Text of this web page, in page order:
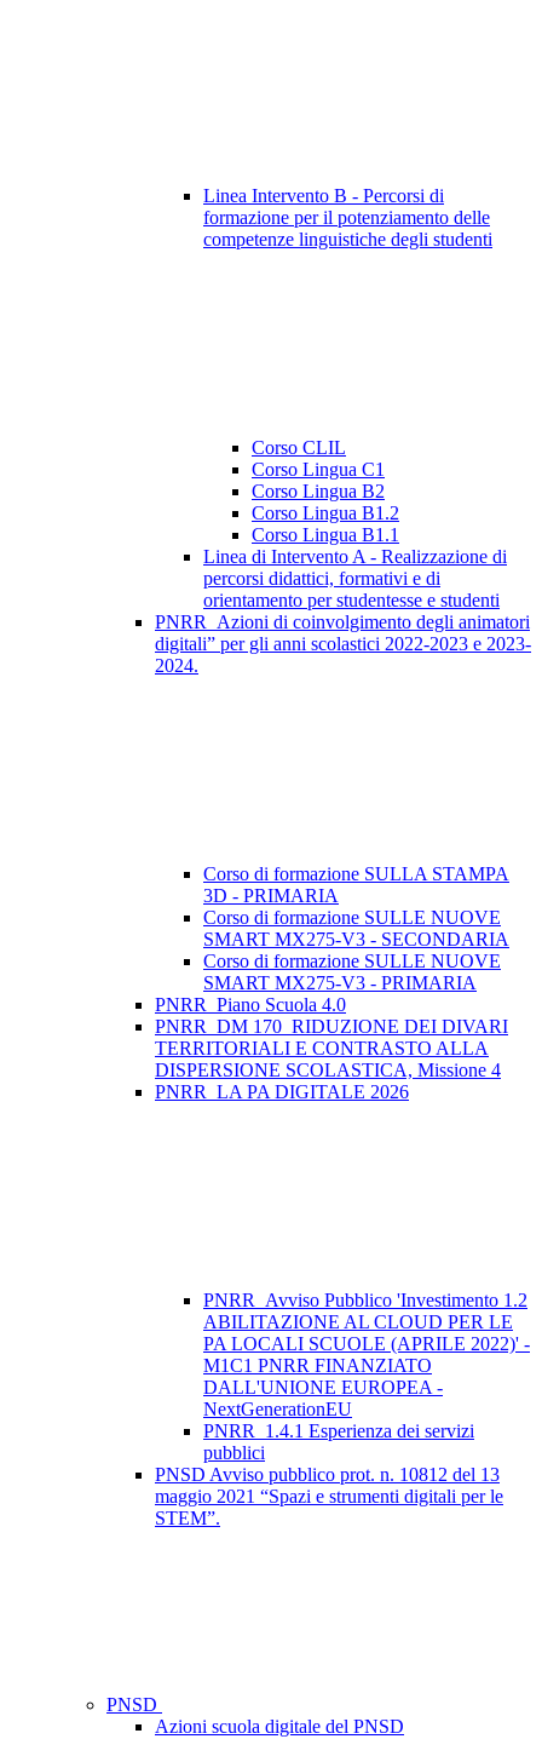
Linea Intervento B - Percorsi di
formazione per il potenziamento delle
competenze linguistiche degli studenti
Corso CLIL
Corso Lingua C1
Corso Lingua B2
Corso Lingua B1.2
Corso Lingua B1.1
Linea di Intervento A - Realizzazione di
percorsi didattici, formativi e di
orientamento per studentesse e studenti
PNRR_Azioni di coinvolgimento degli animatori
digitali” per gli anni scolastici 2022-2023 e 2023-
2024.
Corso di formazione SULLA STAMPA
3D - PRIMARIA
Corso di formazione SULLE NUOVE
SMART MX275-V3 - SECONDARIA
Corso di formazione SULLE NUOVE
SMART MX275-V3 - PRIMARIA
PNRR_Piano Scuola 4.0
PNRR_DM 170_RIDUZIONE DEI DIVARI
TERRITORIALI E CONTRASTO ALLA
DISPERSIONE SCOLASTICA, Missione 4
PNRR_LA PA DIGITALE 2026
PNRR_Avviso Pubblico 'Investimento 1.2
ABILITAZIONE AL CLOUD PER LE
PA LOCALI SCUOLE (APRILE 2022)' -
M1C1 PNRR FINANZIATO
DALL'UNIONE EUROPEA -
NextGenerationEU
PNRR_1.4.1 Esperienza dei servizi
pubblici
PNSD Avviso pubblico prot. n. 10812 del 13
maggio 2021 “Spazi e strumenti digitali per le
STEM”.
PNSD
Azioni scuola digitale del PNSD